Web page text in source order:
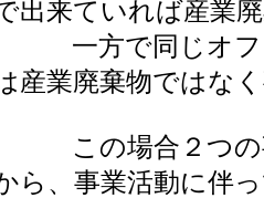
出来ていれば産業
一方で同じオフィ
産業廃棄物ではな
この場合２つの事
ら、事業活動に伴